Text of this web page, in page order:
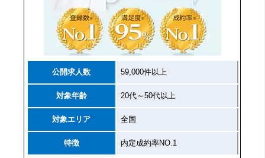
公開求人数 59,000件以上
対象年齢 20代～50代以上
対象エリア 全国
特徴 内定成約率NO.1